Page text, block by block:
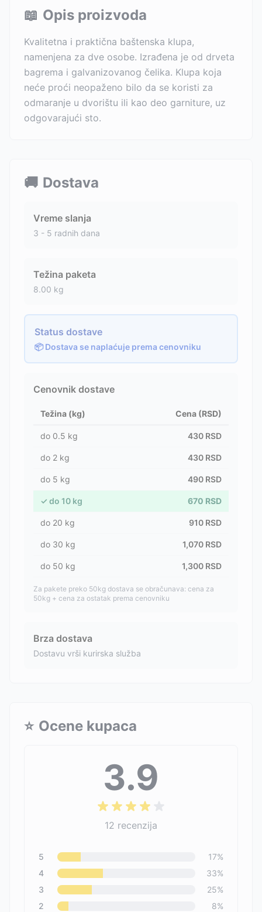
📖 Opis proizvoda
Kvalitetna i praktična baštenska klupa,
namenjena za dve osobe. Izrađena je od drveta
bagrema i galvanizovanog čelika. Klupa koja
neće proći neopaženo bilo da se koristi za
odmaranje u dvorištu ili kao deo garniture, uz
odgovarajući sto.
🚚 Dostava
Vreme slanja
3 - 5 radnih dana
Težina paketa
8.00 kg
Status dostave
📦 Dostava se naplaćuje prema cenovniku
Cenovnik dostave
Težina (kg) Cena (RSD)
do 0.5 kg 430 RSD
do 2 kg 430 RSD
do 5 kg 490 RSD
✓ do 10 kg 670 RSD
do 20 kg 910 RSD
do 30 kg 1,070 RSD
do 50 kg 1,300 RSD
Za pakete preko 50kg dostava se obračunava: cena za
50kg + cena za ostatak prema cenovniku
Brza dostava
Dostavu vrši kurirska služba
⭐ Ocene kupaca
3.9
12 recenzija
5 17%
4
33%
3
25%
2
8%